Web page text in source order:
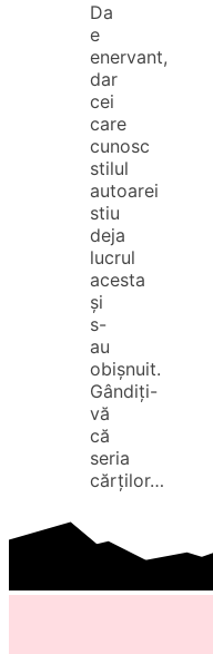
Da
e
enervant,
dar
cei
care
cunosc
stilul
autoarei
stiu
deja
lucrul
acesta
și
s-
au
obișnuit.
Gândiți-
vă
că
seria
cărților…